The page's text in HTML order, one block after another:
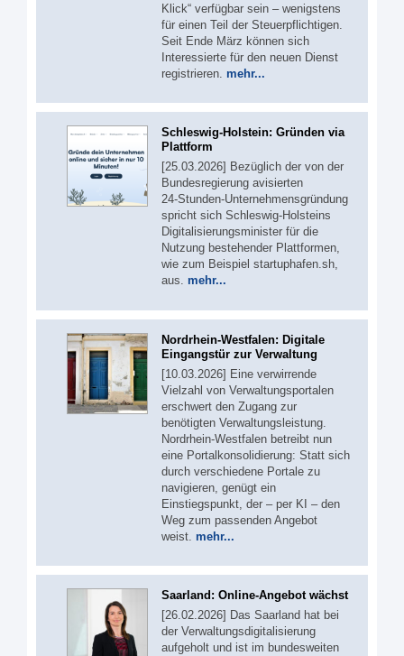
Klick“ verfügbar sein – wenigstens
für einen Teil der Steuerpflichtigen.
Seit Ende März können sich
Interessierte für den neuen Dienst
registrieren. mehr...
Schleswig-Holstein: Gründen via
Plattform
[25.03.2026] Bezüglich der von der
Bundesregierung avisierten
24‑Stunden‑Unternehmensgründung
spricht sich Schleswig-Holsteins
Digitalisierungsminister für die
Nutzung bestehender Plattformen,
wie zum Beispiel startuphafen.sh,
aus. mehr...
Nordrhein-Westfalen: Digitale
Eingangstür zur Verwaltung
[10.03.2026] Eine verwirrende
Vielzahl von Verwaltungsportalen
erschwert den Zugang zur
benötigten Verwaltungsleistung.
Nordrhein-Westfalen betreibt nun
eine Portalkonsolidierung: Statt sich
durch verschiedene Portale zu
navigieren, genügt ein
Einstiegspunkt, der – per KI – den
Weg zum passenden Angebot
weist. mehr...
Saarland: Online-Angebot wächst
[26.02.2026] Das Saarland hat bei
der Verwaltungsdigitalisierung
aufgeholt und ist im bundesweiten